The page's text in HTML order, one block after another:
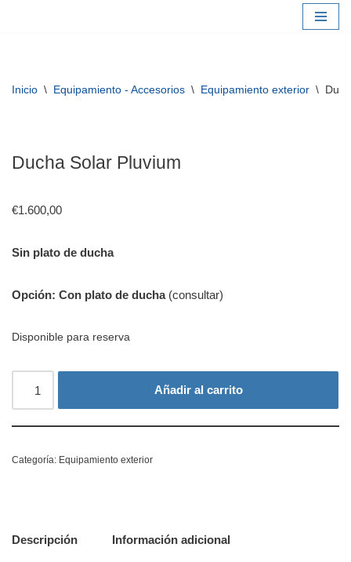
Inicio \ Equipamiento - Accesorios \ Equipamiento exterior \
Ducha Solar Pluvium
€1.600,00
Sin plato de ducha
Opción: Con plato de ducha(consultar)
Disponible para reserva
Añadir al carrito
Categoría: Equipamiento exterior
Descripción Información adicional